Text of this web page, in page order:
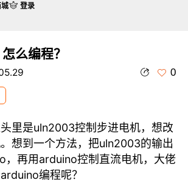
怎么编程？
0
里是uln2003控制步进电机，想改
想到一个方法，把uln2003的输出
，再用arduino控制直流电机，大佬
编程呢？
登录